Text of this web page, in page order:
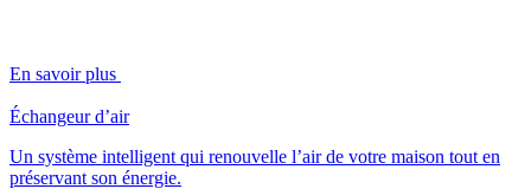
En savoir plus
Échangeur d’air
Un système intelligent qui renouvelle l’air de votre maison tout en
préservant son énergie.